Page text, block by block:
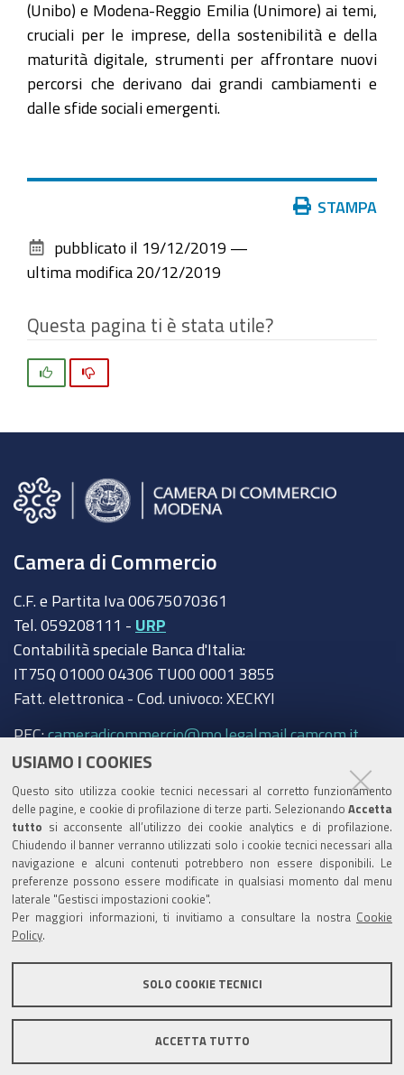
USIAMO I COOKIES
Questo sito utilizza cookie tecnici necessari al corretto funzionamento
delle pagine, e cookie di profilazione di terze parti. Selezionando Accetta
tutto si acconsente all’utilizzo dei cookie analytics e di profilazione.
Chiudendo il banner verranno utilizzati solo i cookie tecnici necessari alla
navigazione e alcuni contenuti potrebbero non essere disponibili. Le
preferenze possono essere modificate in qualsiasi momento dal menu
laterale "Gestisci impostazioni cookie".
Per maggiori informazioni, ti invitiamo a consultare la nostra Cookie
Policy
SOLO COOKIE TECNICI
ACCETTA TUTTO
(Unibo) e Modena-Reggio Emilia (Unimore) ai temi,
cruciali per le imprese, della sostenibilità e della
maturità digitale, strumenti per affrontare nuovi
percorsi che derivano dai grandi cambiamenti e
dalle sfide sociali emergenti.
documento
STAMPA
pubblicato il 19/12/2019 —
ultima modifica 20/12/2019
Questa pagina ti è stata utile?
Camera di Commercio
C.F. e Partita Iva 00675070361
Tel. 059208111 - URP
Contabilità speciale Banca d'Italia:
IT75Q 01000 04306 TU00 0001 3855
Fatt. elettronica - Cod. univoco: XECKYI
PEC:cameradicommercio@mo.legalmail.camcom.it
Trasparenza
Amministrazione trasparente
Albo Camerale
Pubblicità Legale
Area riservata Amministratori
Informativa generale
Informative privacy